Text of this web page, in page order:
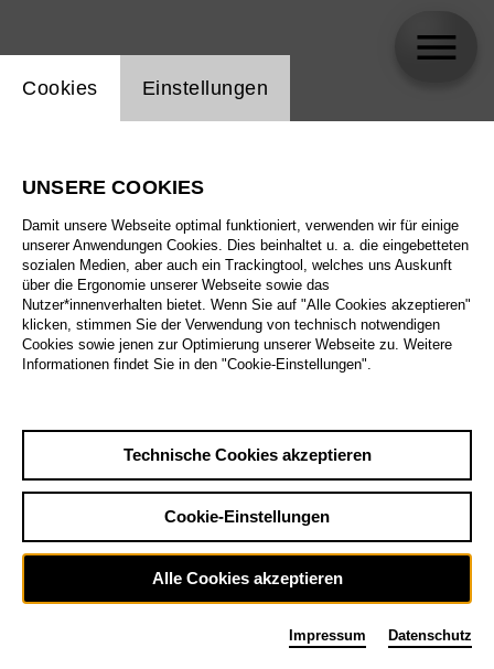
Einstellung Website Cookie
Cookies Einstellungen
UNSERE COOKIES
Damit unsere Webseite optimal funktioniert, verwenden wir für einige
unserer Anwendungen Cookies. Dies beinhaltet u. a. die eingebetteten
sozialen Medien, aber auch ein Trackingtool, welches uns Auskunft
über die Ergonomie unserer Webseite sowie das
Nutzer*innenverhalten bietet. Wenn Sie auf "Alle Cookies akzeptieren"
klicken, stimmen Sie der Verwendung von technisch notwendigen
Cookies sowie jenen zur Optimierung unserer Webseite zu. Weitere
Informationen findet Sie in den "Cookie-Einstellungen".
Technische Cookies akzeptieren
Cookie-Einstellungen
Alle Cookies akzeptieren
Impressum Datenschutz